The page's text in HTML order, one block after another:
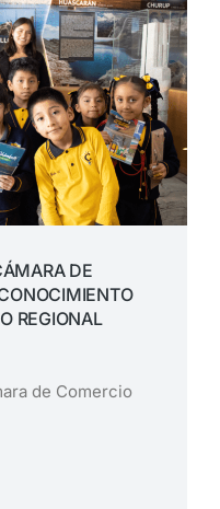
DE
REGIONAL
de Comercio